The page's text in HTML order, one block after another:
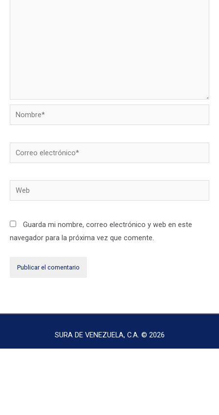
Nombre*
Correo
electrónico*
Web
Guarda mi nombre, correo electrónico y web en este
navegador para la próxima vez que comente.
SURA DE VENEZUELA, C.A. © 2026